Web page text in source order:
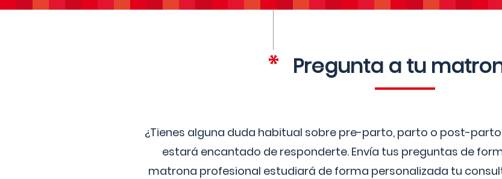
Pregunta a tu
¿Tienes alguna duda habitual sobre pre-parto, parto o post-
estará encantado de responderte. Envía tus preguntas de
matrona profesional estudiará de forma personalizada tu